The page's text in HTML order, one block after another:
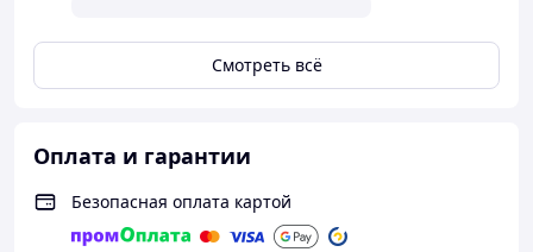
Смотреть всё
Оплата и гарантии
Безопасная оплата картой